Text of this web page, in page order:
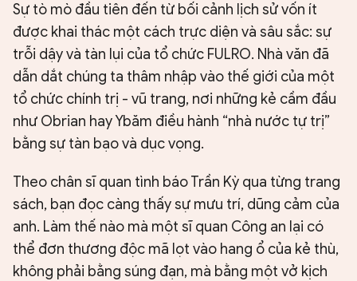
Sự tò mò đầu tiên đến từ bối cảnh lịch sử vốn ít
được khai thác một cách trực diện và sâu sắc: sự
trỗi dậy và tàn lụi của tổ chức FULRO. Nhà văn đã
dẫn dắt chúng ta thâm nhập vào thế giới của một
tổ chức chính trị - vũ trang, nơi những kẻ cầm đầu
như Obrian hay Ybăm điều hành “nhà nước tự trị”
bằng sự tàn bạo và dục vọng.
Theo chân sĩ quan tình báo Trần Kỳ qua từng trang
sách, bạn đọc càng thấy sự mưu trí, dũng cảm của
anh. Làm thế nào mà một sĩ quan Công an lại có
thể đơn thương độc mã lọt vào hang ổ của kẻ thù,
không phải bằng súng đạn, mà bằng một vở kịch